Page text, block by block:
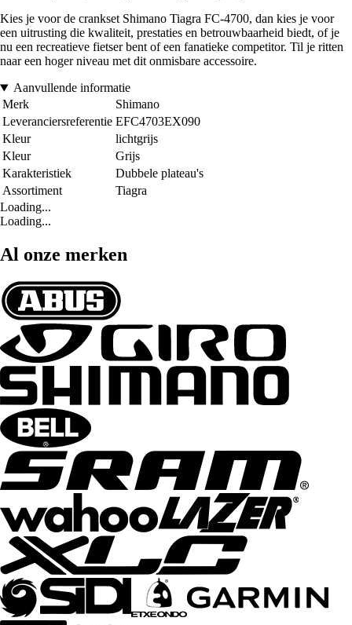
Kies je voor de crankset Shimano Tiagra FC-4700, dan kies je voor
een uitrusting die kwaliteit, prestaties en betrouwbaarheid biedt, of je
nu een recreatieve fietser bent of een fanatieke competitor. Til je ritten
naar een hoger niveau met dit onmisbare accessoire.
Aanvullende informatie
Merk
Shimano
Leveranciersreferentie EFC4703EX090
Kleur
lichtgrijs
Kleur
Grijs
Karakteristiek
Dubbele plateau's
Assortiment
Tiagra
Loading...
Loading...
Al onze merken